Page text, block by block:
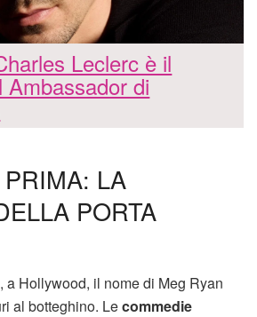
Leclerc è il
Ambassador di
LA
PORTA
a Hollywood, il nome di Meg Ryan
al botteghino. Lecommedie